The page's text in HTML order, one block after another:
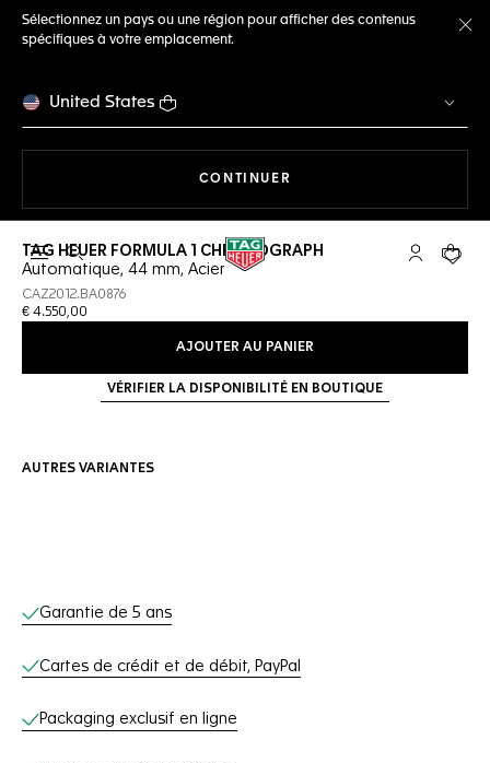
Sélectionnez un pays ou une région pour afficher des contenus
spécifiques à votre emplacement.
United States
CONTINUER
Ouvrir la barre de recherche Compte My
Votre
TAG HEUER FORMULA 1 CHRONOGRAPH
Automatique, 44 mm, Acier
CAZ2012.BA0876
€ 4.550,00
AJOUTER AU PANIER
VÉRIFIER LA DISPONIBILITÉ EN BOUTIQUE
AUTRES VARIANTES
Services en ligne
Garantie de 5 ans
Cartes de crédit et de débit, PayPal
Packaging exclusif en ligne